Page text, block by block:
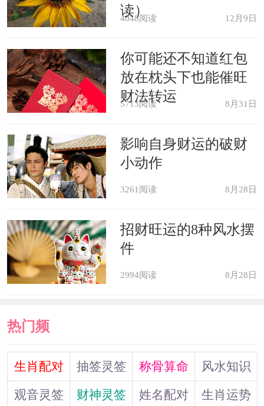
较，如果他们把谁当成了自己的好朋
雅量的，正是因为他们比较宽宏大量，
和他们处朋友会很愉快，彼此能够很好
地体谅对方。属蛇人还比较长情，既然
是朋友，就永远是朋友，这样的人值得
交往。
属猴：与人为善
属猴人特别有气度，不为别的，就
为自己开心。在他们看来，有些人根本
不值得浪费时间和精力，完全就漠视他
猴人交上朋友，本身就是一件很幸运的
事情，与人为善的属猴人机智豁达，乐
观宽和，从来都是好朋友的最佳人选。
读）
4048阅读 12月9日
你可能还不知道红包
放在枕头下也能催旺
财法转运
5713阅读 8月31日
影响自身财运的破财
小动作
3261阅读 8月28日
招财旺运的8种风水摆
件
2994阅读 8月28日
热门频
道生肖配对 抽签灵签 称骨算命
风水知识
观音灵签
财神灵签 姓名配对
生肖运势